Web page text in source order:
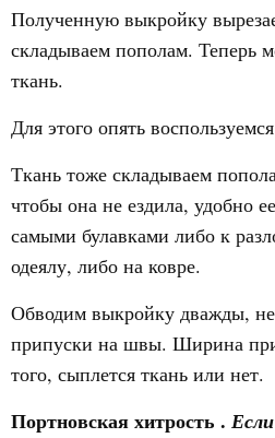
Полученную выкройку
складываем пополам. Теперь
ткань.
Для этого опять
Ткань тоже складываем
чтобы она не ездила, удобно
самыми булавками либо к
одеялу, либо на ковре.
Обводим выкройку дважды, не
припуски на швы. Ширина
того, сыплется ткань или нет.
Портновская хитрость .